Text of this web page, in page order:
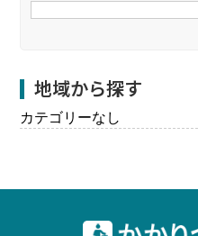
地域から探す
カテゴリーなし